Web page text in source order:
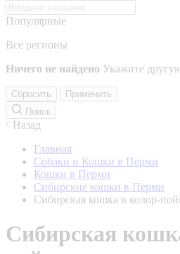
Популярные
Все регионы
Ничего не найдено Укажите
Сбросить
Применить
Поиск
Назад
Главная
Собаки и Кошки в Перми
Кошки в Перми
Сибирские кошки в Перми
Сибирская кошка в колор-
Сибирская